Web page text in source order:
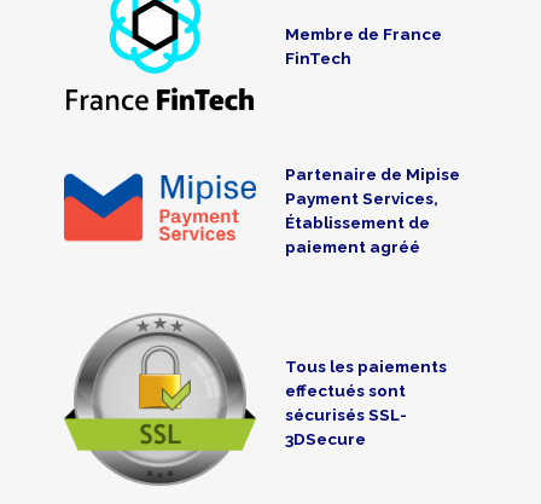
Membre de France
FinTech
Partenaire de Mipise
Payment Services,
Établissement de
paiement agréé
Tous les paiements
effectués sont
sécurisés SSL-
3DSecure